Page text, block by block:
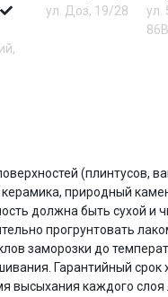
ул. Доз, 19/28
ул.
86В
(плинтусов,
природный
должна быть сухой и
прогрунтовать
заморозки до
Гарантийный срок
высыхания каждого слоя